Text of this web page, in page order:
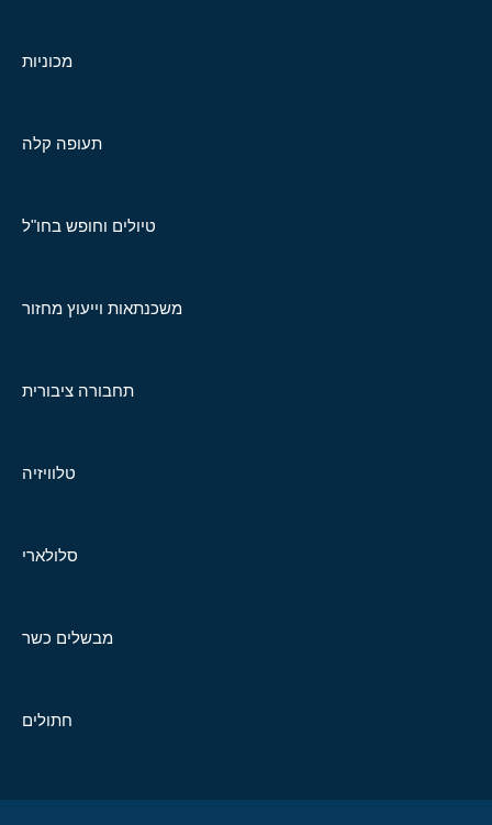
מכוניות
תעופה קלה
טיולים וחופש בחו"ל
משכנתאות וייעוץ מחזור
תחבורה ציבורית
טלוויזיה
סלולארי
מבשלים כשר
חתולים